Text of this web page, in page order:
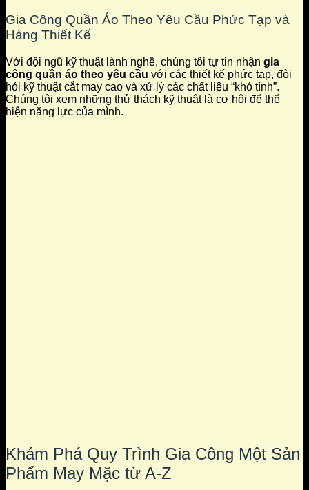
Gia Công Quần Áo Theo Yêu Cầu Phức Tạp và
Hàng Thiết Kế
Với đội ngũ kỹ thuật lành nghề, chúng tôi tự tin nhận gia
công quần áo theo yêu cầu với các thiết kế phức tạp, đòi
hỏi kỹ thuật cắt may cao và xử lý các chất liệu “khó tính”.
Chúng tôi xem những thử thách kỹ thuật là cơ hội để thể
hiện năng lực của mình.
Khám Phá Quy Trình Gia Công Một Sản
Phẩm May Mặc từ A-Z